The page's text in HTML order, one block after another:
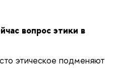
вопрос этики в
этическое подменяют